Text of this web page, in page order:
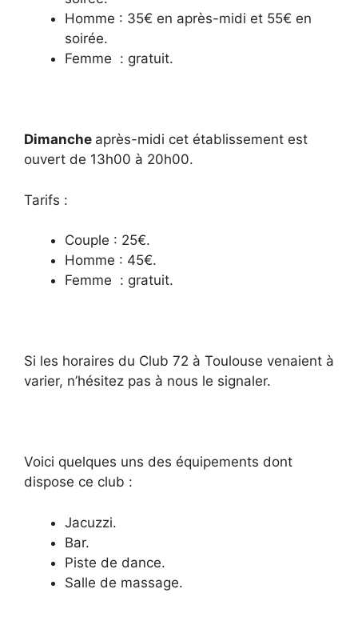
Homme : 35€ en après-midi et 55€ en
soirée.
Femme : gratuit.
Dimanche après-midi cet établissement est
ouvert de 13h00 à 20h00.
Tarifs :
Couple : 25€.
Homme : 45€.
Femme : gratuit.
Si les horaires du Club 72 à Toulouse venaient à
varier, n’hésitez pas à nous le signaler.
Voici quelques uns des équipements dont
dispose ce club :
Jacuzzi.
Bar.
Piste de dance.
Salle de massage.